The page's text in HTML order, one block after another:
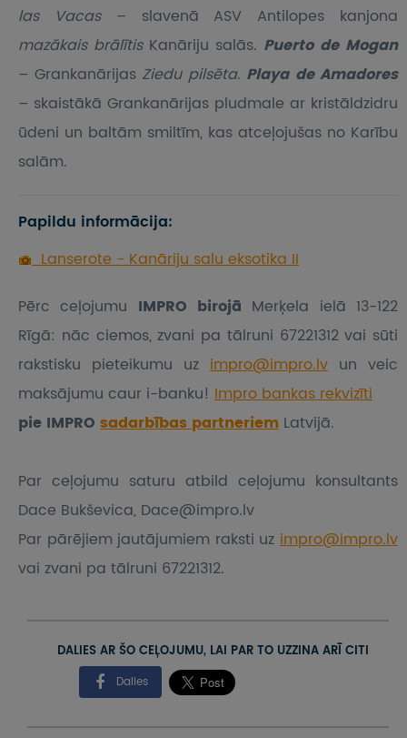
las Vacas – slavenā ASV Antilopes kanjona
mazākais brālītis Kanāriju salās. Puerto de Mogan
– Grankanārijas Ziedu pilsēta. Playa de Amadores
– skaistākā Grankanārijas pludmale ar kristāldzidru
ūdeni un baltām smiltīm, kas atceļojušas no Karību
salām.
Papildu informācija:
Lanserote - Kanāriju salu eksotika II
Pērc ceļojumu IMPRO birojā Merķela ielā 13-122
Rīgā: nāc ciemos, zvani pa tālruni 67221312 vai sūti
rakstisku pieteikumu uz impro@impro.lv un veic
maksājumu caur i-banku! Impro bankas rekvizīti
pie IMPRO sadarbības partneriem Latvijā.
Par ceļojumu saturu atbild ceļojumu konsultants
Dace Bukševica, Dace@impro.lv
Par pārējiem jautājumiem raksti uz impro@impro.lv
vai zvani pa tālruni 67221312.
DALIES AR ŠO CEĻOJUMU, LAI PAR TO UZZINA ARĪ CITI
Dalies